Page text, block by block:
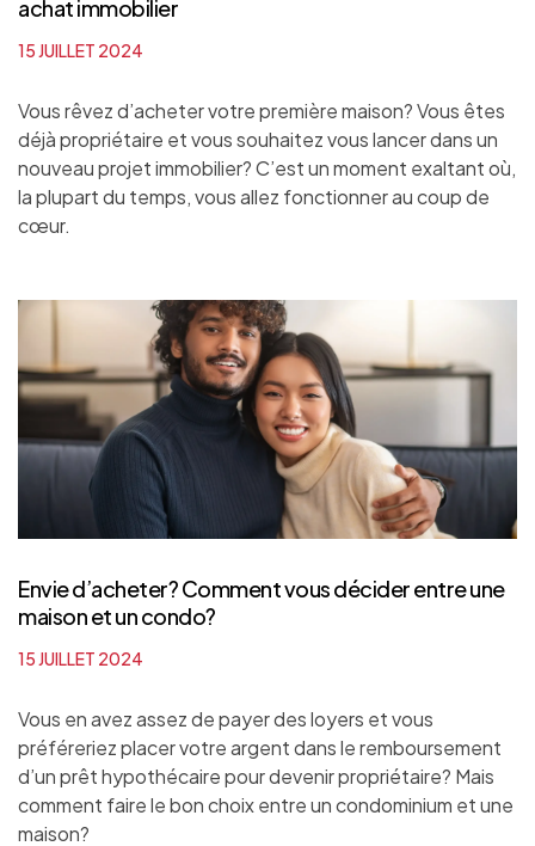
achat immobilier
15 JUILLET 2024
Vous rêvez d’acheter votre première maison? Vous êtes
déjà propriétaire et vous souhaitez vous lancer dans un
nouveau projet immobilier? C’est un moment exaltant où,
la plupart du temps, vous allez fonctionner au coup de
cœur.
Envie d’acheter? Comment vous décider entre une
maison et un condo?
15 JUILLET 2024
Vous en avez assez de payer des loyers et vous
préféreriez placer votre argent dans le remboursement
d’un prêt hypothécaire pour devenir propriétaire? Mais
comment faire le bon choix entre un condominium et une
maison?